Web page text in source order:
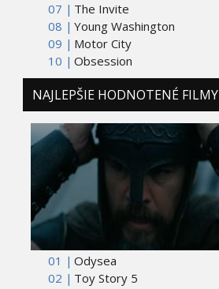
07 | The Invite
08 | Young Washington
09 | Motor City
10 | Obsession
NAJLEPŠIE HODNOTENÉ FILMY
01 | Odysea
02 | Toy Story 5